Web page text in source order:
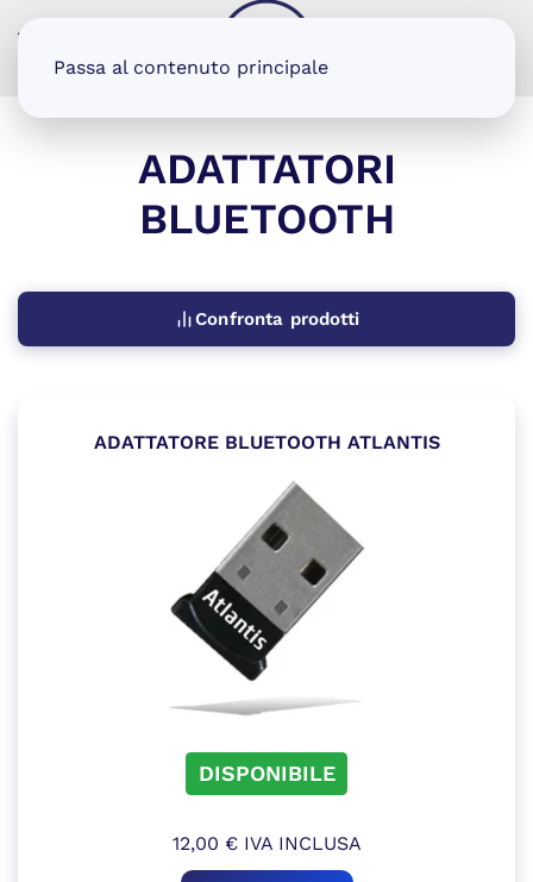
Passa al contenuto principale
ADATTATORI
BLUETOOTH
Confronta prodotti
ADATTATORE BLUETOOTH ATLANTIS
DISPONIBILE
12,00 €IVA INCLUSA